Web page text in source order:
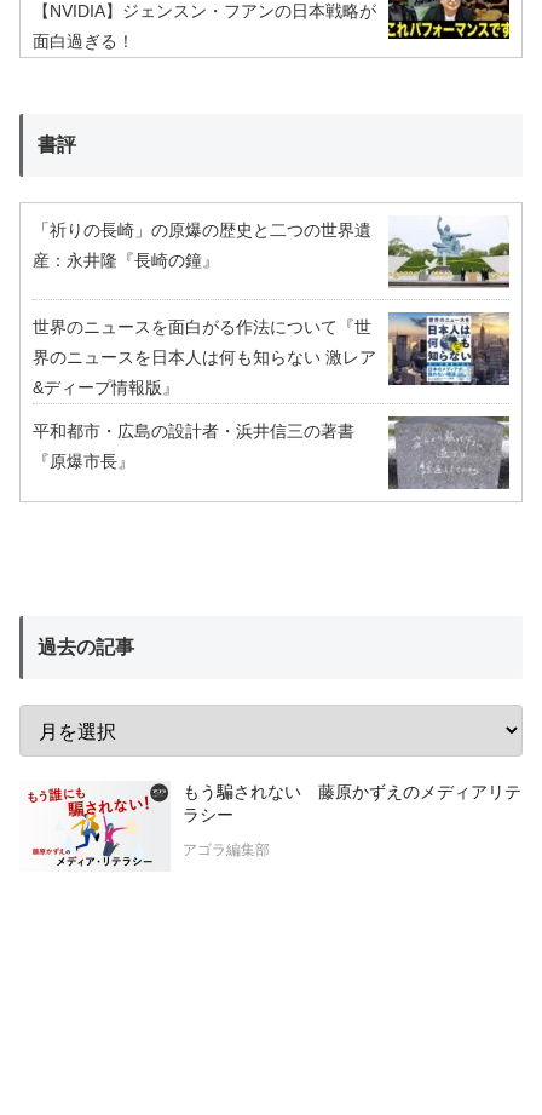
【NVIDIA】ジェンスン・フアンの日本戦略が
面白過ぎる！
書評
「祈りの長崎」の原爆の歴史と二つの世界遺
産：永井隆『長崎の鐘』
世界のニュースを面白がる作法について『世
界のニュースを日本人は何も知らない 激レア
&ディープ情報版』
平和都市・広島の設計者・浜井信三の著書
『原爆市長』
過去の記事
もう騙されない 藤原かずえのメディアリテ
ラシー
アゴラ編集部